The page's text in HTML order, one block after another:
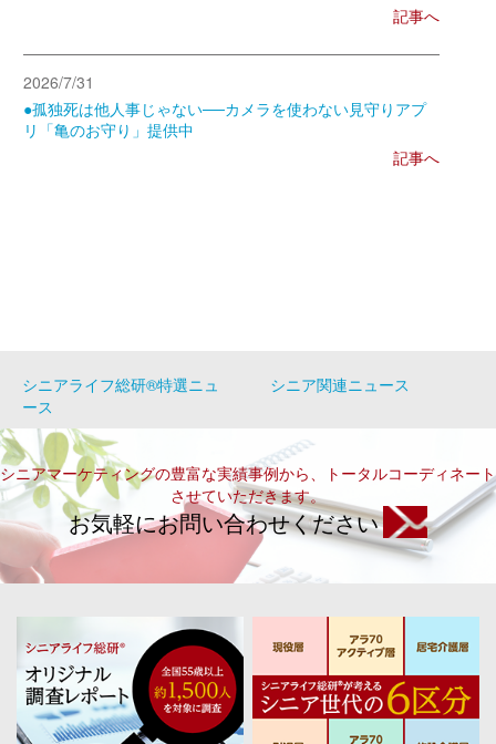
記事へ
2026/7/31
●孤独死は他人事じゃない──カメラを使わない見守りアプ
リ「亀のお守り」提供中
記事へ
シニアライフ総研®特選ニュ
ース
シニア関連ニュース
シニアマーケティングの豊富な実績事例から、トータルコーディネート
させていただきます。
お気軽にお問い合わせください